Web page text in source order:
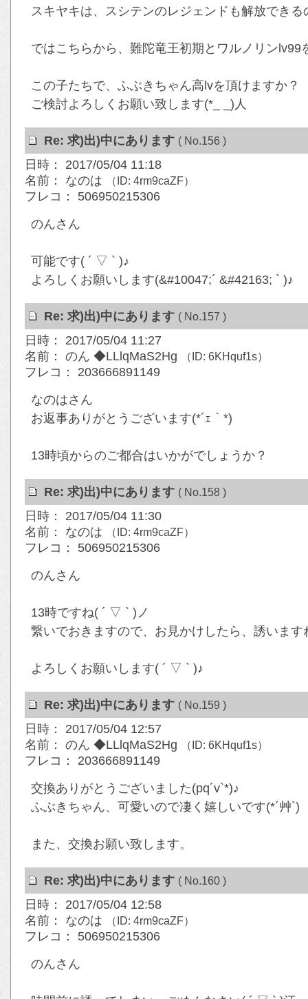
スキヤキは、スシテンのレジェンドも解放でき
ではこちらから、難陀竜王初期とワルノリンlv99
この子たちで、ふぶきちゃん高lvを頂けますか？
ご検討よろしくお願い致します(*_ _)人
Re: 求)出)中にあります ( No.156 )
日時： 2017/05/04 11:18
名前： なのは
（ID: 4rm9caZF）
フレコ： 506950215306
のんさん
可能です( ´ ▽ ` )♪
よろしくお願いします(&#10047;´ &#42163; ` )♪
Re: 求)出)中にあります ( No.157 )
日時： 2017/05/04 11:27
名前： のん ◆LLlqMaS2Hg
（ID: 6KHquf1s）
フレコ： 203666891149
なのはさん
お返事ありがとうございます(*´ｪ｀*)
13時頃からのご都合はいかがでしょうか？
Re: 求)出)中にあります ( No.158 )
日時： 2017/05/04 11:30
名前： なのは
（ID: 4rm9caZF）
フレコ： 506950215306
のんさん
13時ですね( ´ ▽ ` )ノ
繋いでおきますので、お見かけしたら、誘います
よろしくお願いします( ´ ▽ ` )♪
Re: 求)出)中にあります ( No.159 )
日時： 2017/05/04 12:57
名前： のん ◆LLlqMaS2Hg
（ID: 6KHquf1s）
フレコ： 203666891149
交換ありがとうございました(pq´v`*)♪
ふぶきちゃん、可愛いので凄く嬉しいです(*´艸`)
また、交換お願い致します。
Re: 求)出)中にあります ( No.160 )
日時： 2017/05/04 12:58
名前： なのは
（ID: 4rm9caZF）
フレコ： 506950215306
のんさん